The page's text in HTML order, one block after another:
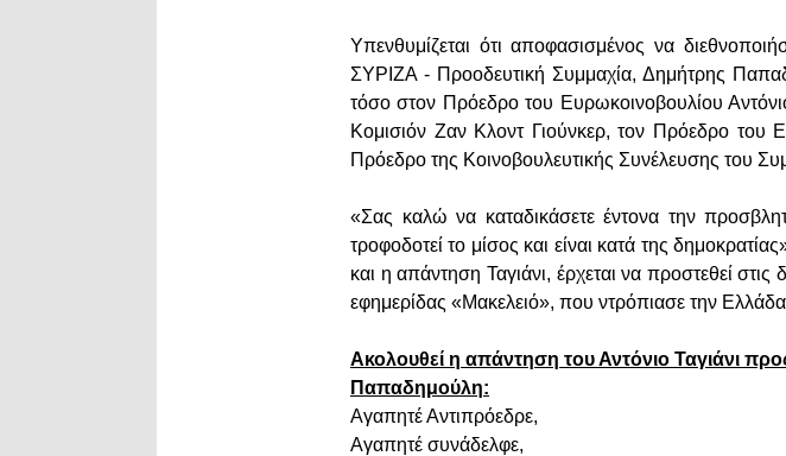
Υπενθυμίζεται ότι αποφασισμένος να
ΣΥΡΙΖΑ - Προοδευτική Συμμαχία, Δημήτρης
τόσο στον Πρόεδρο του Ευρωκοινοβουλίου
Κομισιόν Ζαν Κλοντ Γιούνκερ, τον Πρόεδρο του
Πρόεδρο της Κοινοβουλευτικής Συνέλευσης του
«Σας καλώ να καταδικάσετε έντονα την
τροφοδοτεί το μίσος και είναι κατά της
και η απάντηση Ταγιάνι, έρχεται να προστεθεί στις
εφημερίδας «Μακελειό», που ντρόπιασε την
Ακολουθεί η απάντηση του Αντόνιο Ταγιάνι
Παπαδημούλη:
Αγαπητέ Αντιπρόεδρε,
Αγαπητέ συνάδελφε,